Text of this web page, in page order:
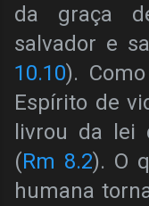
da graça
salvador e
10.10).
Espírito de
livrou da lei
(Rm 8.2). O
humana